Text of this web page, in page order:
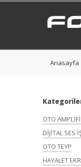
Anasayfa
OTO
DİJİTAL SES
OTO TEYP
HAYALET